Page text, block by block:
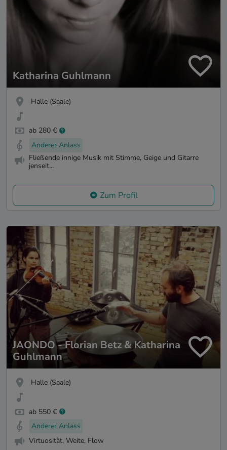
Katharina Guhlmann
Halle (Saale)
ab 280 €
Anderer Anlass
Fließende innige Musik mit Stimme, Geige und Gitarre
jenseit...
Zum Profil
JAONDO - Florian Betz & Katharina
Guhlmann
Halle (Saale)
ab 550 €
Anderer Anlass
Virtuosität, Weite, Flow